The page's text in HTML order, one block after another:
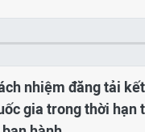
nhiệm đăng tải kết
gia trong thời hạn